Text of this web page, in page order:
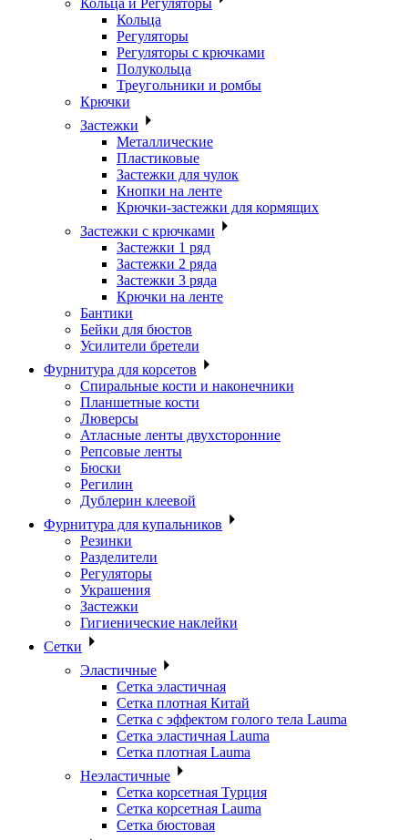
Кольца и Регуляторы
Кольца
Регуляторы
Регуляторы с крючками
Полукольца
Треугольники и ромбы
Крючки
Застежки
Металлические
Пластиковые
Застежки для чулок
Кнопки на ленте
Крючки-застежки для кормящих
Застежки с крючками
Застежки 1 ряд
Застежки 2 ряда
Застежки 3 ряда
Крючки на ленте
Бантики
Бейки для бюстов
Усилители бретели
Фурнитура для корсетов
Спиральные кости и наконечники
Планшетные кости
Люверсы
Атласные ленты двухсторонние
Репсовые ленты
Бюски
Регилин
Дублерин клеевой
Фурнитура для купальников
Резинки
Разделители
Регуляторы
Украшения
Застежки
Гигиенические наклейки
Сетки
Эластичные
Сетка эластичная
Сетка плотная Китай
Сетка с эффектом голого тела Lauma
Сетка эластичная Lauma
Сетка плотная Lauma
Неэластичные
Сетка корсетная Турция
Сетка корсетная Lauma
Сетка бюстовая